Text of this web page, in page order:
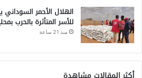
للأسر المتأثرة بالحرب
منذ 21 ساعة